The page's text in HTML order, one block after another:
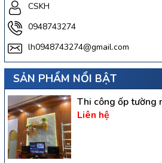
CSKH
0948743274
lh0948743274@gmail.com
SẢN PHẨM NỔI BẬT
Thi công ốp tường
Liên hệ